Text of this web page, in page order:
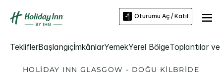
Oturumu Aç / Katıl
TekliflerBaşlangıçİmkânlarYemekYerel BölgeToplantılar
HOLIDAY INN GLASGOW - DOĞU KILBRIDE